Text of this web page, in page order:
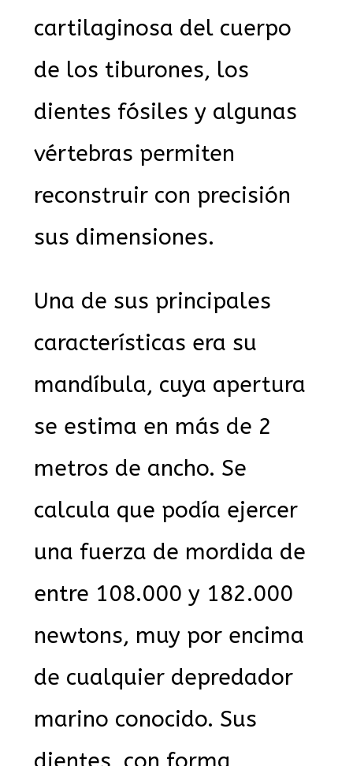
cartilaginosa del cuerpo
de los tiburones, los
dientes fósiles y algunas
vértebras permiten
reconstruir con precisión
sus dimensiones.
Una de sus principales
características era su
mandíbula, cuya apertura
se estima en más de 2
metros de ancho. Se
calcula que podía ejercer
una fuerza de mordida de
entre 108.000 y 182.000
newtons, muy por encima
de cualquier depredador
marino conocido. Sus